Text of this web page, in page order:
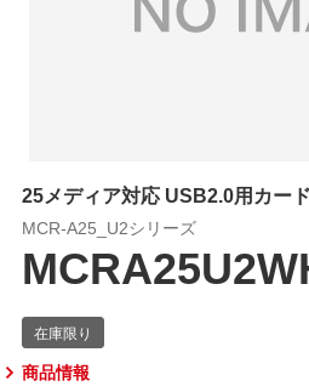
25メディア対応 USB2.0用カー
MCR-A25_U2シリーズ
商品情報